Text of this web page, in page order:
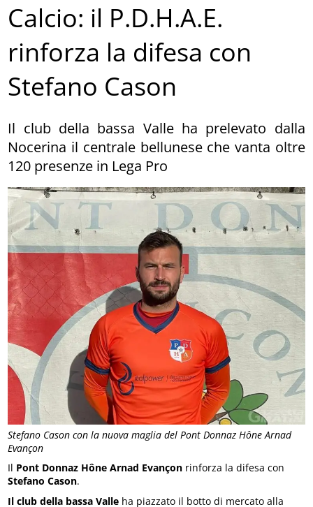
Stefano Cason con la nuova maglia del Pont Donnaz Hône Arnad
Evançon
Calcio: il P.D.H.A.E.
rinforza la difesa con
Stefano Cason
Il club della bassa Valle ha prelevato dalla
Nocerina il centrale bellunese che vanta oltre
120 presenze in Lega Pro
Il Pont Donnaz Hône Arnad Evançon rinforza la difesa con
Stefano Cason.
Il club della bassa Valle ha piazzato il botto di mercato alla